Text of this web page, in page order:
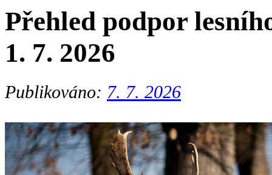
Přehled podpor
1. 7. 2026
Publikováno: 7. 7. 2026